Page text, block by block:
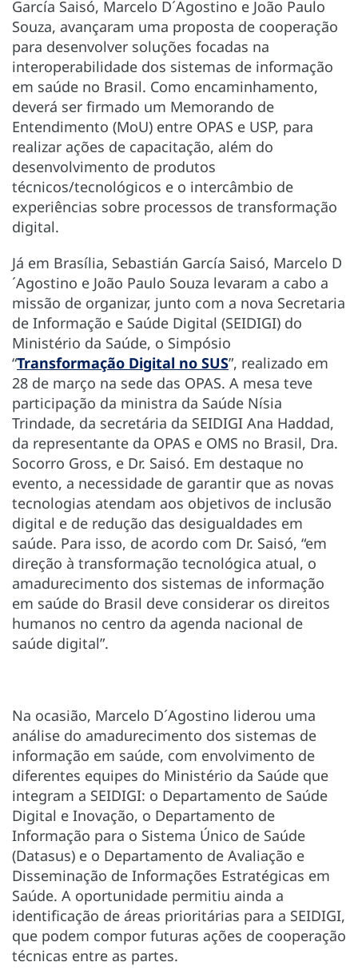
García Saisó, Marcelo D´Agostino e João Paulo
Souza, avançaram uma proposta de cooperação
para desenvolver soluções focadas na
interoperabilidade dos sistemas de informação
em saúde no Brasil. Como encaminhamento,
deverá ser firmado um Memorando de
Entendimento (MoU) entre OPAS e USP, para
realizar ações de capacitação, além do
desenvolvimento de produtos
técnicos/tecnológicos e o intercâmbio de
experiências sobre processos de transformação
digital.
Já em Brasília, Sebastián García Saisó, Marcelo D
´Agostino e João Paulo Souza levaram a cabo a
missão de organizar, junto com a nova Secretaria
de Informação e Saúde Digital (SEIDIGI) do
Ministério da Saúde, o Simpósio
“Transformação Digital no SUS”, realizado em
28 de março na sede das OPAS. A mesa teve
participação da ministra da Saúde Nísia
Trindade, da secretária da SEIDIGI Ana Haddad,
da representante da OPAS e OMS no Brasil, Dra.
Socorro Gross, e Dr. Saisó. Em destaque no
evento, a necessidade de garantir que as novas
tecnologias atendam aos objetivos de inclusão
digital e de redução das desigualdades em
saúde. Para isso, de acordo com Dr. Saisó, “em
direção à transformação tecnológica atual, o
amadurecimento dos sistemas de informação
em saúde do Brasil deve considerar os direitos
humanos no centro da agenda nacional de
saúde digital”.
Na ocasião, Marcelo D´Agostino liderou uma
análise do amadurecimento dos sistemas de
informação em saúde, com envolvimento de
diferentes equipes do Ministério da Saúde que
integram a SEIDIGI: o Departamento de Saúde
Digital e Inovação, o Departamento de
Informação para o Sistema Único de Saúde
(Datasus) e o Departamento de Avaliação e
Disseminação de Informações Estratégicas em
Saúde. A oportunidade permitiu ainda a
identificação de áreas prioritárias para a SEIDIGI,
que podem compor futuras ações de cooperação
técnicas entre as partes.